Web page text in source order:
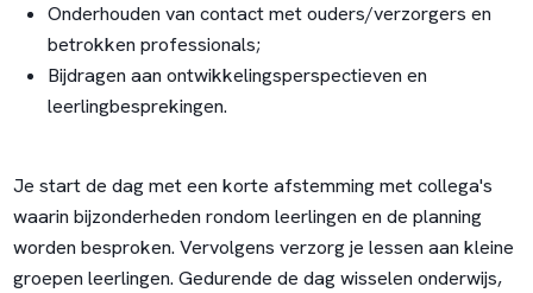
Onderhouden van contact met ouders/verzorgers en
betrokken professionals;
Bijdragen aan ontwikkelingsperspectieven en
leerlingbesprekingen.
Je start de dag met een korte afstemming met collega's
waarin bijzonderheden rondom leerlingen en de planning
worden besproken. Vervolgens verzorg je lessen aan kleine
groepen leerlingen. Gedurende de dag wisselen onderwijs,